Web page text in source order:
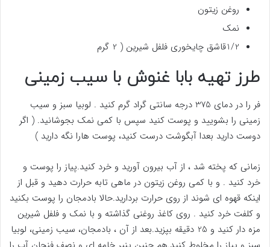
روغن زیتون
نمک
1/2قاشق چایخوری فلفل شیرین ( 2 گرم
طرز تهیه بابا غنوش با سیب زمینی
فر را در دمای 375 درجه سانتی گراد گرم کنید . لوبیا سبز و سیب
زمینی را بشویید و پوست کنید سپس با کمی نمک بجوشانید. ( اگر
دوست دارید بعدا آبگوشت درست کنید، پوست هارا نگه دارید )
زمانی که پخته شد ، از آب بیرون آورید و خرد کنید.پیاز را پوست و
خرد کنید . و با کمی روغن زیتون در ماهی تابه حرارت دهید و قبل از
اینکه قهوه ای شوند از روی حرارت بردارید.حالا بادمجان را پوست بکنید
و کلفت خرد کنید . روی کاغذ روغنی گذاشته و با نمک و فلفل شیرین
مزه دار کنید و 25 دقیقه بپزید.بعد از آن ، بادمجان، سیب زمینی، لوبیا